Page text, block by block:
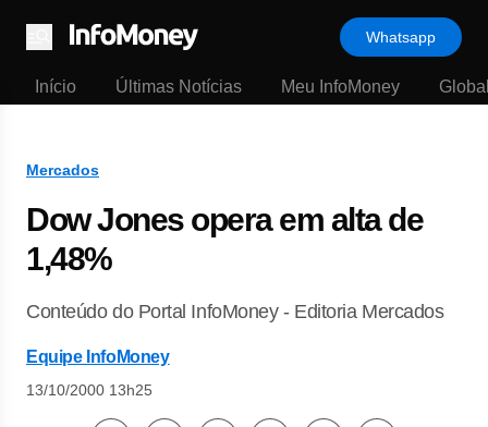
Menu
Whatsapp
Início Últimas Notícias Meu InfoMoney
Mercados
Dow Jones opera em alta de
1,48%
Conteúdo do Portal InfoMoney - Editoria Mercados
Equipe InfoMoney
13/10/2000 13h25